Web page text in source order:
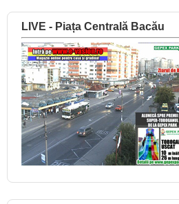
LIVE - Piața Centrală Bacău